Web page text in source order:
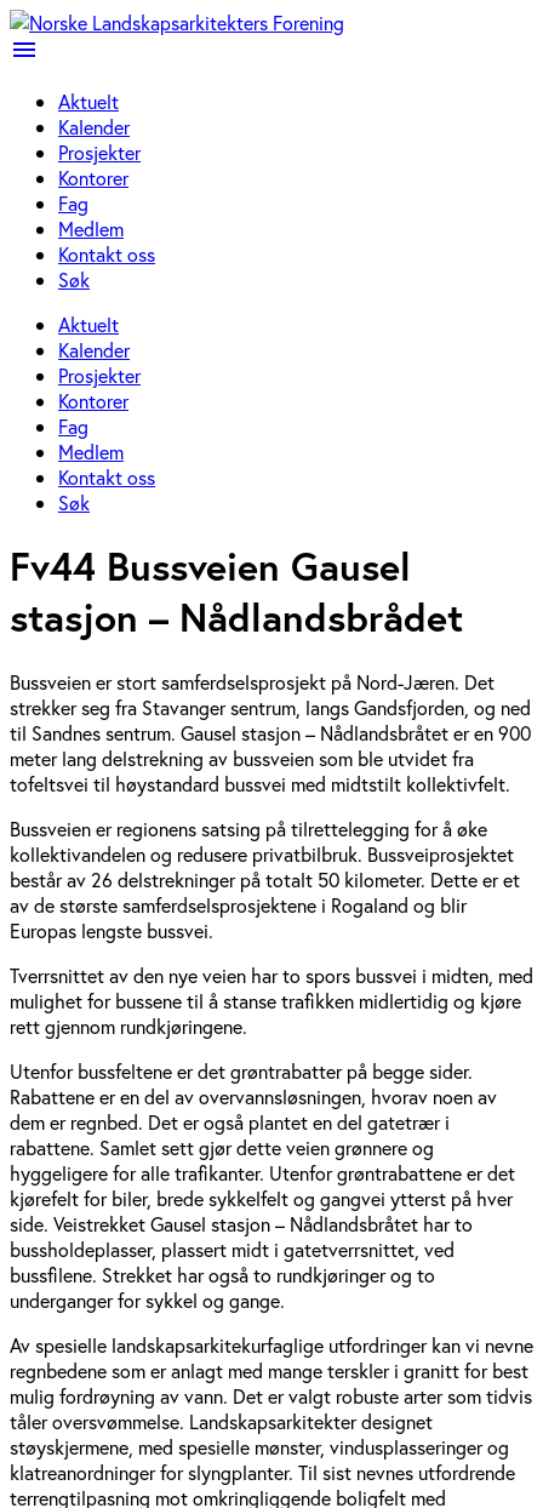
menu
Aktuelt
Kalender
Prosjekter
Kontorer
Fag
Medlem
Kontakt oss
Søk
Aktuelt
Kalender
Prosjekter
Kontorer
Fag
Medlem
Kontakt oss
Søk
Fv44 Bussveien Gausel
stasjon – Nådlandsbrådet
Bussveien er stort samferdselsprosjekt på Nord-Jæren. Det
strekker seg fra Stavanger sentrum, langs Gandsfjorden, og ned
til Sandnes sentrum. Gausel stasjon – Nådlandsbråtet er en 900
meter lang delstrekning av bussveien som ble utvidet fra
tofeltsvei til høystandard bussvei med midtstilt kollektivfelt.
Bussveien er regionens satsing på tilrettelegging for å øke
kollektivandelen og redusere privatbilbruk. Bussveiprosjektet
består av 26 delstrekninger på totalt 50 kilometer. Dette er et
av de største samferdselsprosjektene i Rogaland og blir
Europas lengste bussvei.
Tverrsnittet av den nye veien har to spors bussvei i midten, med
mulighet for bussene til å stanse trafikken midlertidig og kjøre
rett gjennom rundkjøringene.
Utenfor bussfeltene er det grønt­rabatter på begge sider.
Rabattene er en del av overvannsløsningen, hvorav noen av
dem er regnbed. Det er også plantet en del gatetrær i
rabattene. Samlet sett gjør dette veien grønnere og
hyggeligere for alle trafikanter. Utenfor grøntrabattene er det
kjørefelt for biler, brede sykkelfelt og gangvei ytterst på hver
side. Veistrekket Gausel stasjon – Nådlandsbråtet har to
bussholdeplasser, plassert midt i gatetverrsnittet, ved
bussfilene. Strekket har også to rundkjøringer og to
underganger for sykkel og gange.
Av spesielle landskapsarkitekurfaglige utfordringer kan vi nevne
regnbedene som er anlagt med mange terskler i granitt for best
mulig fordrøyning av vann. Det er valgt robuste arter som tidvis
tåler oversvømmelse. Landskapsarkitekter designet
støyskjermene, med spesielle mønster, vindusplasseringer og
klatreanordninger for slyngplanter. Til sist nevnes utfordrende
terrengtilpasning mot omkringliggende boligfelt med